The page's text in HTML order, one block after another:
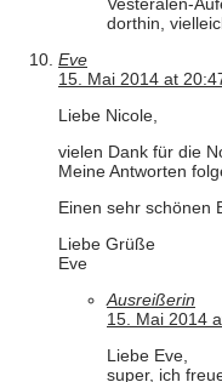
Vesterålen-
dorthin,
Eve
15. Mai 2014 at
Liebe Nicole,
vielen Dank für die
Meine Antworten
Einen sehr schönen
Liebe Grüße
Eve
Ausreißerin
15. Mai 2014
Liebe Eve,
super, ich